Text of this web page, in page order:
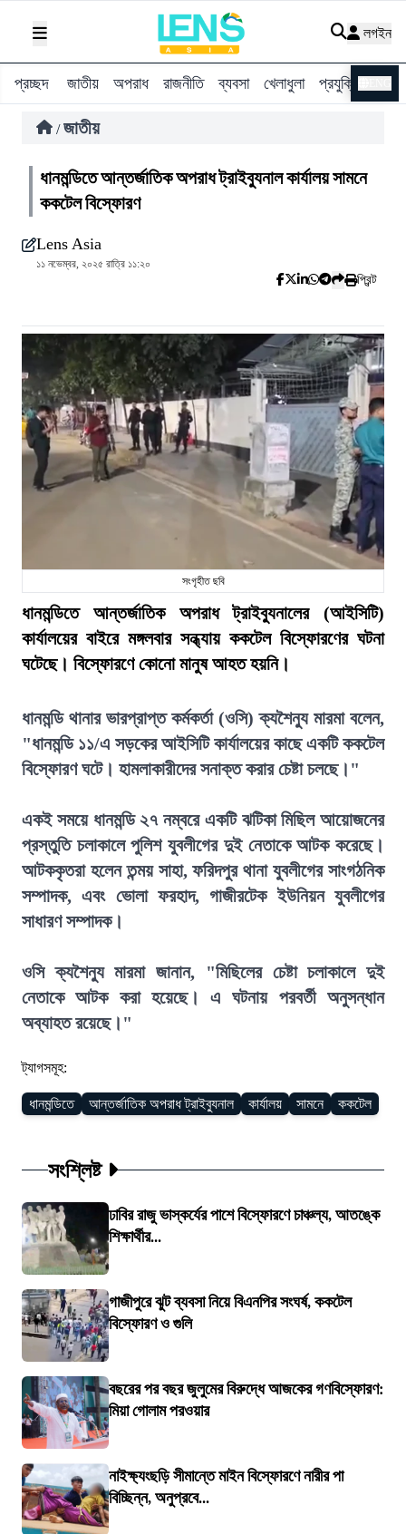
লগইন
প্রচ্ছদ জাতীয় অপরাধ রাজনীতি ব্যবসা খেলাধুলা প্রযুক্তি
/ জাতীয়
ধানমন্ডিতে আন্তর্জাতিক অপরাধ ট্রাইব্যুনাল কার্যালয় সামনে
ককটেল বিস্ফোরণ
Lens Asia
১১ নভেম্বর, ২০২৫ রাত্রি ১১:২০
প্রিন্ট
সংগৃহীত ছবি
ধানমন্ডিতে আন্তর্জাতিক অপরাধ ট্রাইব্যুনালের (আইসিটি)
কার্যালয়ের বাইরে মঙ্গলবার সন্ধ্যায় ককটেল বিস্ফোরণের ঘটনা
ঘটেছে। বিস্ফোরণে কোনো মানুষ আহত হয়নি।
ধানমন্ডি থানার ভারপ্রাপ্ত কর্মকর্তা (ওসি) ক্যশৈন্যু মারমা বলেন,
"ধানমন্ডি ১১/এ সড়কের আইসিটি কার্যালয়ের কাছে একটি ককটেল
বিস্ফোরণ ঘটে। হামলাকারীদের সনাক্ত করার চেষ্টা চলছে।"
একই সময়ে ধানমন্ডি ২৭ নম্বরে একটি ঝটিকা মিছিল আয়োজনের
প্রস্তুতি চলাকালে পুলিশ যুবলীগের দুই নেতাকে আটক করেছে।
আটককৃতরা হলেন তন্ময় সাহা, ফরিদপুর থানা যুবলীগের সাংগঠনিক
সম্পাদক, এবং ভোলা ফরহাদ, গাজীরটেক ইউনিয়ন যুবলীগের
সাধারণ সম্পাদক।
ওসি ক্যশৈন্যু মারমা জানান, "মিছিলের চেষ্টা চলাকালে দুই
নেতাকে আটক করা হয়েছে। এ ঘটনায় পরবর্তী অনুসন্ধান
অব্যাহত রয়েছে।"
ট্যাগসমূহ:
ধানমন্ডিতে আন্তর্জাতিক অপরাধ ট্রাইব্যুনাল কার্যালয় সামনে ককটেল
সংশ্লিষ্ট
ঢাবির রাজু ভাস্কর্যের পাশে বিস্ফোরণে চাঞ্চল্য, আতঙ্কে
শিক্ষার্থীর...
গাজীপুরে ঝুট ব্যবসা নিয়ে বিএনপির সংঘর্ষ, ককটেল
বিস্ফোরণ ও গুলি
বছরের পর বছর জুলুমের বিরুদ্ধে আজকের গণবিস্ফোরণ:
মিয়া গোলাম পরওয়ার
নাইক্ষ্যংছড়ি সীমান্তে মাইন বিস্ফোরণে নারীর পা
বিচ্ছিন্ন, অনুপ্রবে...